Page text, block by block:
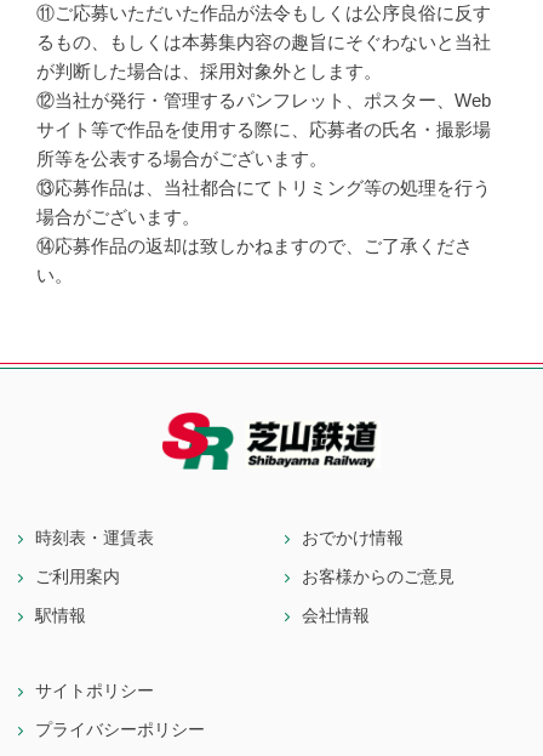
⑪ご応募いただいた作品が法令もしくは公序良俗に反す
るもの、もしくは本募集内容の趣旨にそぐわないと当社
が判断した場合は、採用対象外とします。
⑫当社が発行・管理するパンフレット、ポスター、Web
サイト等で作品を使用する際に、応募者の氏名・撮影場
所等を公表する場合がございます。
⑬応募作品は、当社都合にてトリミング等の処理を行う
場合がございます。
⑭応募作品の返却は致しかねますので、ご了承くださ
い。
時刻表・運賃表
ご利用案内
駅情報
おでかけ情報
お客様からのご意見
会社情報
サイトポリシー
プライバシーポリシー